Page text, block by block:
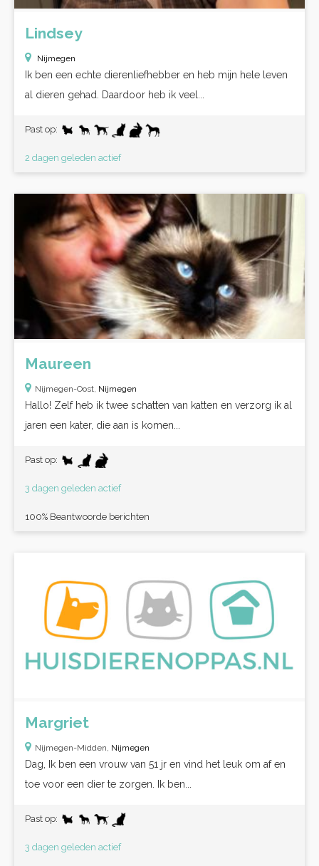
Lindsey
Nijmegen
Ik ben een echte dierenliefhebber en heb mijn hele leven
al dieren gehad. Daardoor heb ik veel...
Past op:
2 dagen geleden actief
Maureen
Nijmegen-Oost, Nijmegen
Hallo! Zelf heb ik twee schatten van katten en verzorg ik al
jaren een kater, die aan is komen...
Past op:
3 dagen geleden actief
100% Beantwoorde berichten
Margriet
Nijmegen-Midden, Nijmegen
Dag, Ik ben een vrouw van 51 jr en vind het leuk om af en
toe voor een dier te zorgen. Ik ben...
Past op:
3 dagen geleden actief